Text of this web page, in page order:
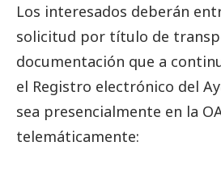
Los interesados ​​deberán
solicitud por título de
documentación que a
el Registro electrónico del
sea presencialmente en la
telemáticamente: